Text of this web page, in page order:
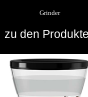
Grinder
zu den